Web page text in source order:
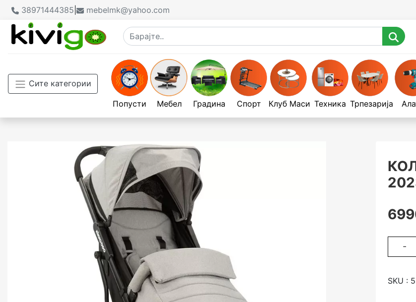
38971444385 mebelmk@yahoo.com
Сите категории
Попусти Мебел Градина Спорт Клуб Маси Техника Трпезарија
-
SKU :